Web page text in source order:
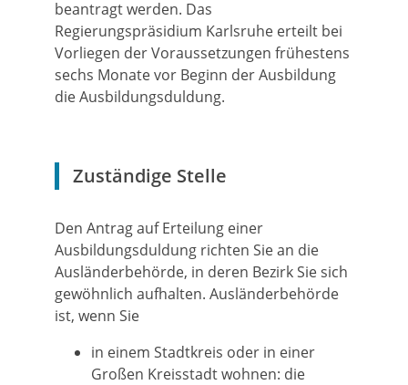
beantragt werden. Das
Regierungspräsidium Karlsruhe erteilt bei
Vorliegen der Voraussetzungen frühestens
sechs Monate vor Beginn der Ausbildung
die Ausbildungsduldung.
Zuständige Stelle
Den Antrag auf Erteilung einer
Ausbildungsduldung richten Sie an die
Ausländerbehörde, in deren Bezirk Sie sich
gewöhnlich aufhalten. Ausländerbehörde
ist, wenn Sie
in einem Stadtkreis oder in einer
Großen Kreisstadt wohnen: die